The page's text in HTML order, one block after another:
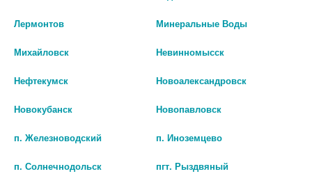
АВЕН КСЕРАКАЛМ А.Д.
Д/СУХ. АТОП.КОЖИ 200МЛ.
1 858 руб.
шт
СПАСАТЕЛЬНЫЙ КРУГ
Лермонтов Минеральные Воды
Михайловск Невинномысск
Нефтекумск Новоалександровск
Новокубанск Новопавловск
п. Железноводский п. Иноземцево
п. Солнечнодольск пгт. Рыздвяный